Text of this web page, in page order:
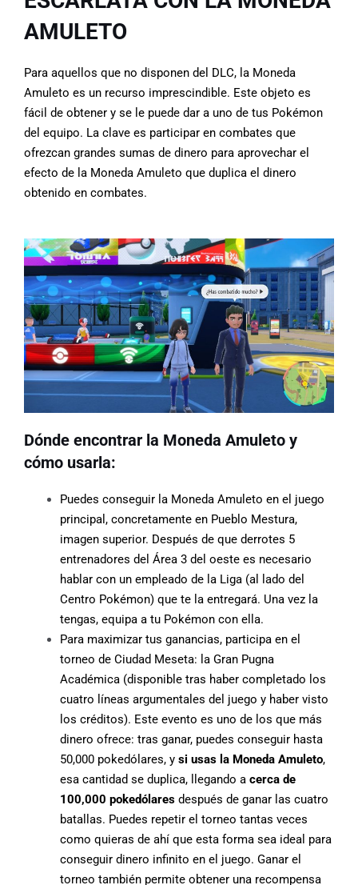
AMULETO
Para aquellos que no disponen del DLC, la Moneda
Amuleto es un recurso imprescindible. Este objeto es
fácil de obtener y se le puede dar a uno de tus Pokémon
del equipo. La clave es participar en combates que
ofrezcan grandes sumas de dinero para aprovechar el
efecto de la Moneda Amuleto que duplica el dinero
obtenido en combates.
Dónde encontrar la Moneda Amuleto y
cómo usarla:
Puedes conseguir la Moneda Amuleto en el juego
principal, concretamente en Pueblo Mestura,
imagen superior. Después de que derrotes 5
entrenadores del Área 3 del oeste es necesario
hablar con un empleado de la Liga (al lado del
Centro Pokémon) que te la entregará. Una vez la
tengas, equipa a tu Pokémon con ella.
Para maximizar tus ganancias, participa en el
torneo de Ciudad Meseta: la Gran Pugna
Académica (disponible tras haber completado los
cuatro líneas argumentales del juego y haber visto
los créditos). Este evento es uno de los que más
dinero ofrece: tras ganar, puedes conseguir hasta
50,000 pokedólares, y si usas la Moneda Amuleto,
esa cantidad se duplica, llegando a cerca de
100,000 pokedólares después de ganar las cuatro
batallas. Puedes repetir el torneo tantas veces
como quieras de ahí que esta forma sea ideal para
conseguir dinero infinito en el juego. Ganar el
torneo también permite obtener una recompensa